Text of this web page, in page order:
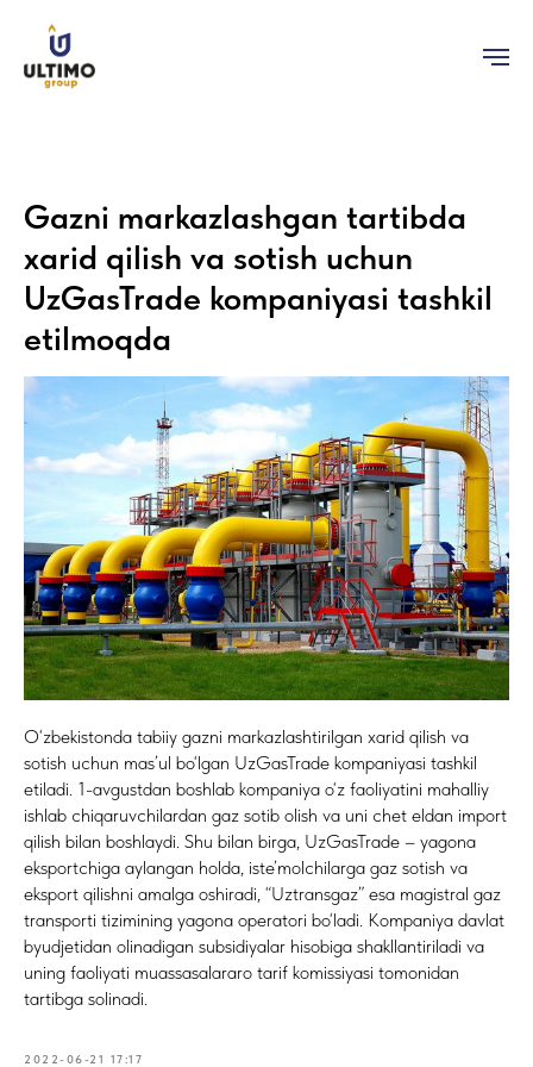
Gazni markazlashgan tartibda
xarid qilish va sotish uchun
UzGasTrade kompaniyasi tashkil
etilmoqda
O‘zbekistonda tabiiy gazni markazlashtirilgan xarid qilish va
sotish uchun mas’ul bo‘lgan UzGasTrade kompaniyasi tashkil
etiladi. 1-avgustdan boshlab kompaniya o‘z faoliyatini mahalliy
ishlab chiqaruvchilardan gaz sotib olish va uni chet eldan import
qilish bilan boshlaydi. Shu bilan birga, UzGasTrade – yagona
eksportchiga aylangan holda, iste’molchilarga gaz sotish va
eksport qilishni amalga oshiradi, “Uztransgaz” esa magistral gaz
transporti tizimining yagona operatori bo‘ladi. Kompaniya davlat
byudjetidan olinadigan subsidiyalar hisobiga shakllantiriladi va
uning faoliyati muassasalararo tarif komissiyasi tomonidan
tartibga solinadi.
2022-06-21 17:17